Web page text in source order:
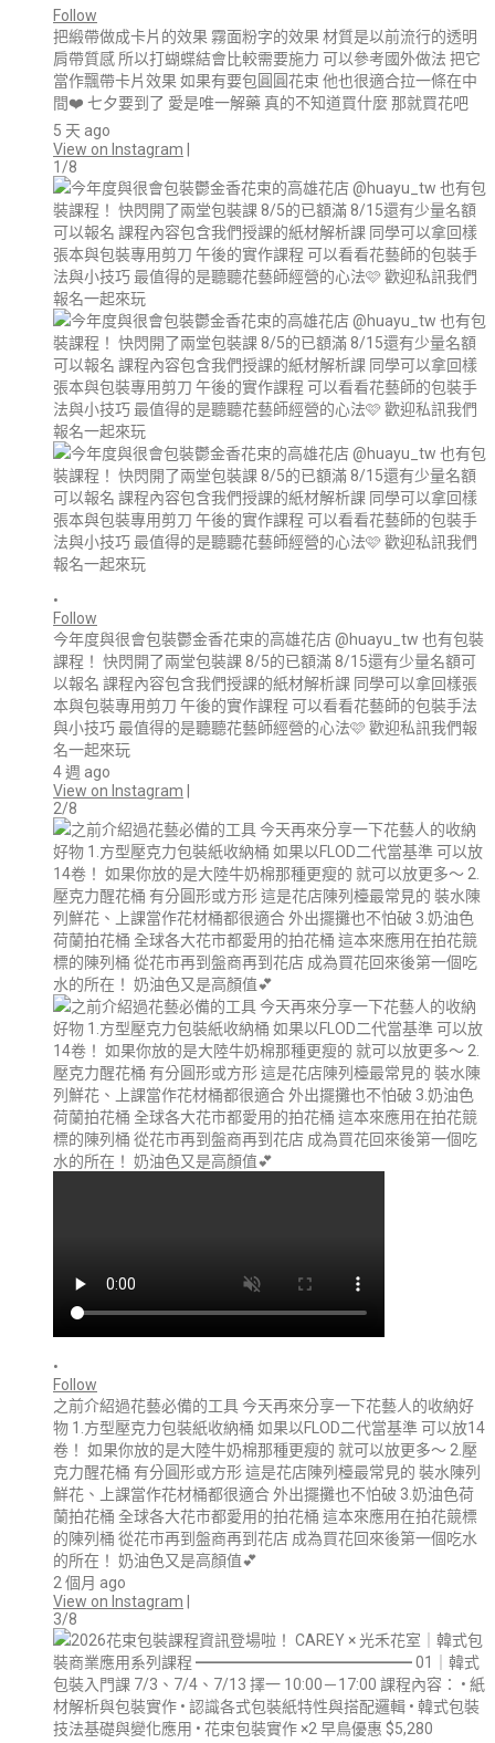
Follow
把緞帶做成卡片的效果 霧面粉字的效果 材質是以前流行的透明
肩帶質感 所以打蝴蝶結會比較需要施力 可以參考國外做法 把它
當作飄帶卡片效果 如果有要包圓圓花束 他也很適合拉一條在中
間❤️ 七夕要到了 愛是唯一解藥 真的不知道買什麼 那就買花吧
5 天 ago
View on Instagram
1/8
•
Follow
今年度與很會包裝鬱金香花束的高雄花店 @huayu_tw 也有包裝
課程！ 快閃開了兩堂包裝課 8/5的已額滿 8/15還有少量名額可
以報名 課程內容包含我們授課的紙材解析課 同學可以拿回樣張
本與包裝專用剪刀 午後的實作課程 可以看看花藝師的包裝手法
與小技巧 最值得的是聽聽花藝師經營的心法🩷 歡迎私訊我們報
名一起來玩
4 週 ago
View on Instagram
2/8
•
Follow
之前介紹過花藝必備的工具 今天再來分享一下花藝人的收納好
物 1.方型壓克力包裝紙收納桶 如果以FLOD二代當基準 可以放14
卷！ 如果你放的是大陸牛奶棉那種更瘦的 就可以放更多～ 2.壓
克力醒花桶 有分圓形或方形 這是花店陳列檯最常見的 裝水陳列
鮮花、上課當作花材桶都很適合 外出擺攤也不怕破 3.奶油色荷
蘭拍花桶 全球各大花市都愛用的拍花桶 這本來應用在拍花競標
的陳列桶 從花市再到盤商再到花店 成為買花回來後第一個吃水
的所在！ 奶油色又是高顏值💕
2 個月 ago
View on Instagram
3/8